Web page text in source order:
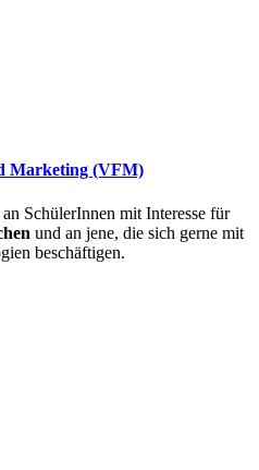
Marketing (VFM)
SchülerInnen mit Interesse für
und an jene, die sich gerne mit
beschäftigen.